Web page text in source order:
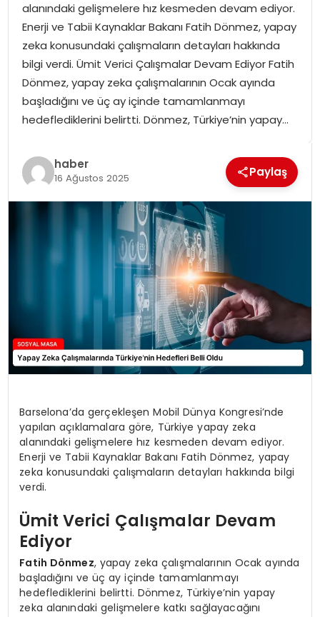
MAGAZIN
alanındaki gelişmelere hız kesmeden devam ediyor.
Enerji ve Tabii Kaynaklar Bakanı Fatih Dönmez, yapay
zeka konusundaki çalışmaların detayları hakkında
bilgi verdi. Ümit Verici Çalışmalar Devam Ediyor Fatih
Dönmez, yapay zeka çalışmalarının Ocak ayında
başladığını ve üç ay içinde tamamlanmayı
hedeflediklerini belirtti. Dönmez, Türkiye’nin yapay…
haber
16 Ağustos 2025 Paylaş
Barselona’da gerçekleşen Mobil Dünya Kongresi’nde
yapılan açıklamalara göre, Türkiye yapay zeka
alanındaki gelişmelere hız kesmeden devam ediyor.
Enerji ve Tabii Kaynaklar Bakanı Fatih Dönmez, yapay
zeka konusundaki çalışmaların detayları hakkında bilgi
verdi.
Ümit Verici Çalışmalar Devam
Ediyor
Fatih Dönmez, yapay zeka çalışmalarının Ocak ayında
başladığını ve üç ay içinde tamamlanmayı
hedeflediklerini belirtti. Dönmez, Türkiye’nin yapay
zeka alanındaki gelişmelere katkı sağlayacağını